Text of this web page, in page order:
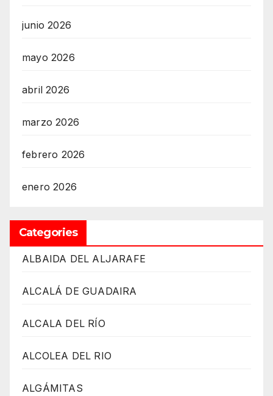
junio 2026
mayo 2026
abril 2026
marzo 2026
febrero 2026
enero 2026
Categories
ALBAIDA DEL ALJARAFE
ALCALÁ DE GUADAIRA
ALCALA DEL RÍO
ALCOLEA DEL RIO
ALGÁMITAS